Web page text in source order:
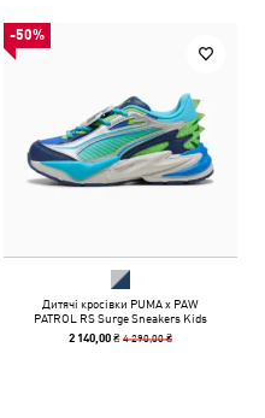
-50%
Дитячі кросівки PUMA x PAW
PATROL RS Surge Sneakers Kids
2 140,00 ₴4 290,00 ₴